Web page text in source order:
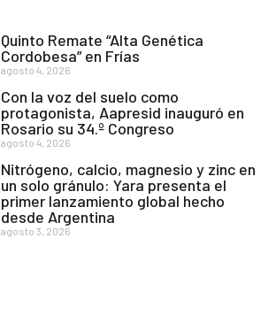
Quinto Remate “Alta Genética
Cordobesa” en Frías
agosto 4, 2026
Con la voz del suelo como
protagonista, Aapresid inauguró en
Rosario su 34.º Congreso
agosto 4, 2026
Nitrógeno, calcio, magnesio y zinc en
un solo gránulo: Yara presenta el
primer lanzamiento global hecho
desde Argentina
agosto 3, 2026